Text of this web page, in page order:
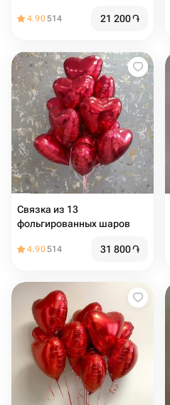
4.90514 21 200֏
Связка из 13
фольгированных шаров
4.90514 31 800֏